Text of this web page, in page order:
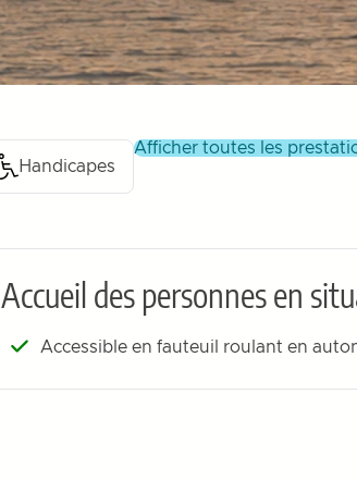
Handicapes
afficher toutes les
Accueil des personnes en
Accessible en fauteuil roulant en